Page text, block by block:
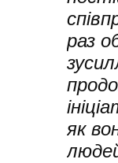
раз
як